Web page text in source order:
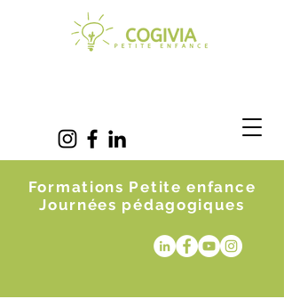
Formations Petite enfance
Journées pédagogiques